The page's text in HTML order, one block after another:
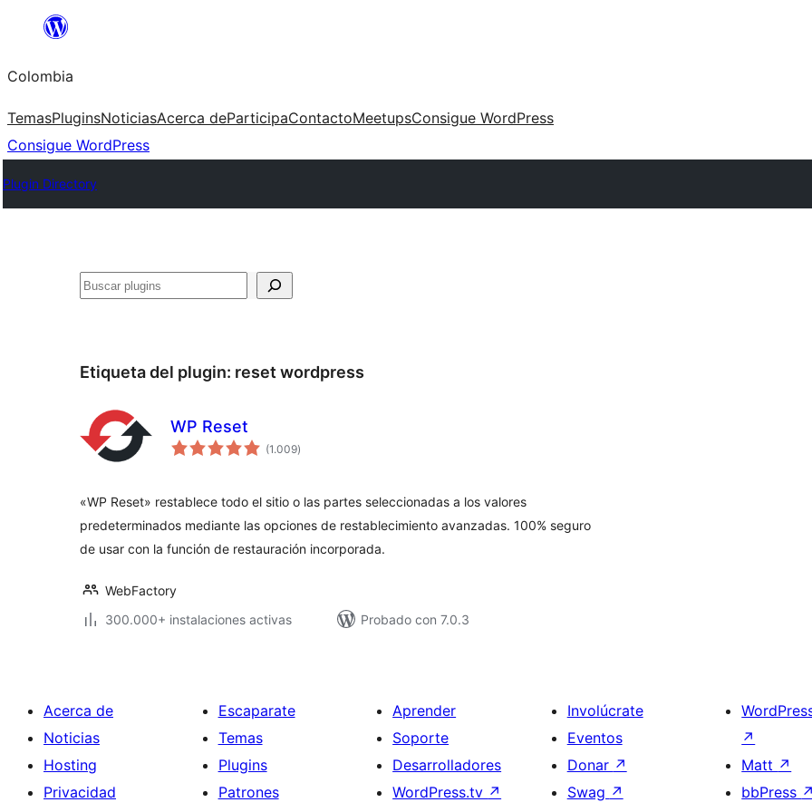
Saltar
contenido
Colombia
TemasPluginsNoticiasAcerca deParticipaContactoMeetupsConsigue WordPress
Consigue WordPress
Plugin Directory
Buscar
Etiqueta del plugin: reset wordpress
WP Reset
(1.009total
de
)
«WP Reset» restablece todo el sitio o las partes seleccionadas a los valores
predeterminados mediante las opciones de restablecimiento avanzadas. 100% seguro
de usar con la función de restauración incorporada.
WebFactory
300.000+ instalaciones activas
Probado con 7.0.3
Acerca de
Noticias
Hosting
Privacidad
Escaparate
Temas
Plugins
Patrones
Aprender
Soporte
Desarrolladores
WordPress.tv ↗
Involúcrate
Eventos
Donar ↗
Swag ↗
↗
Matt ↗
bbPress ↗